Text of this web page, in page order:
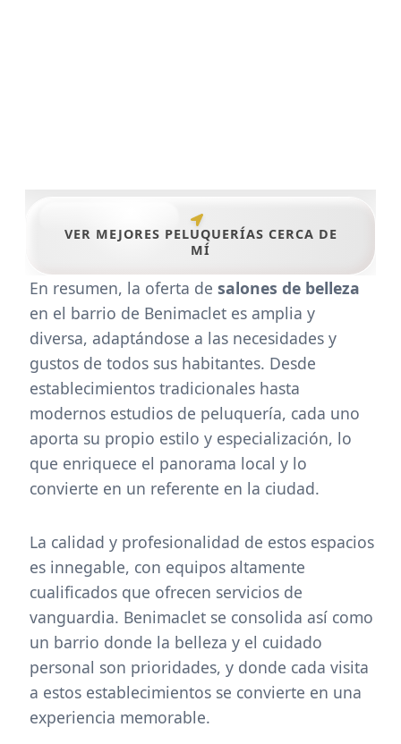
VER MEJORES PELUQUERÍAS CERCA DE
MÍ
En resumen, la oferta de salones de belleza
en el barrio de Benimaclet es amplia y
diversa, adaptándose a las necesidades y
gustos de todos sus habitantes. Desde
establecimientos tradicionales hasta
modernos estudios de peluquería, cada uno
aporta su propio estilo y especialización, lo
que enriquece el panorama local y lo
convierte en un referente en la ciudad.
La calidad y profesionalidad de estos espacios
es innegable, con equipos altamente
cualificados que ofrecen servicios de
vanguardia. Benimaclet se consolida así como
un barrio donde la belleza y el cuidado
personal son prioridades, y donde cada visita
a estos establecimientos se convierte en una
experiencia memorable.